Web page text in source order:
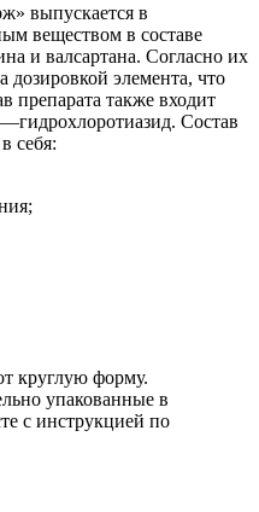
выпускается в
веществом в составе
и валсартана. Согласно их
дозировкой элемента, что
препарата также входит
Состав
себя:
круглую форму.
упакованные в
с инструкцией по